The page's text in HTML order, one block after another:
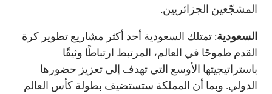
المشجّعين الجزائريين.
السعودية: تمتلك السعودية أحد أكثر مشاريع تطوير كرة
القدم طموحًا في العالم، المرتبط ارتباطًا وثيقًا
باستراتيجيتها الأوسع التي تهدف إلى تعزيز حضورها
الدولي. وبما أن المملكة ستستضيف بطولة كأس العالم